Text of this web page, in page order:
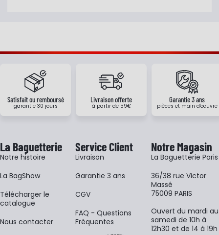
Satisfait ou remboursé
garantie 30 jours
Livraison offerte
à partir de 59€
Garantie 3 ans
pièces et main d'oeuvre
La Baguetterie
Notre histoire
La BagShow
​Télécharger le
catalogue
Nous contacter
Service Client
Livraison
Garantie 3 ans
CGV
FAQ - Questions
Fréquentes
Notre Magasin
La Baguetterie Paris
36/38 rue Victor
Massé
75009 PARIS
Ouvert du mardi au
samedi de 10h à
12h30 et de 14 à 19h